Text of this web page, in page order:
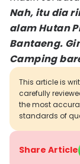
Nah, itu dia
alam Hutan
Bantaeng.
Camping
This article is
carefully
the most
standards of
Share Article